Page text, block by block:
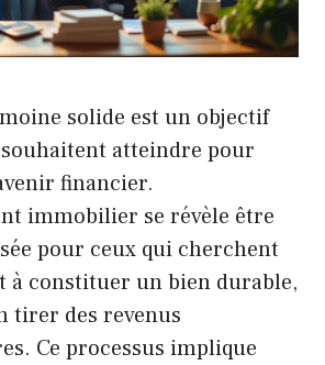
solide est un objectif
atteindre pour
financier.
immobilier se révèle être
pour ceux qui cherchent
à constituer un bien durable,
tirer des revenus
Ce processus implique